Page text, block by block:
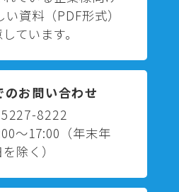
い資料（PDF形式）
ています。
のお問い合わせ
8222
～17:00 （年末年
除く）